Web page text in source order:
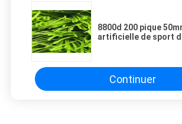
8800d 200 pique
artificielle de sport
Continuer